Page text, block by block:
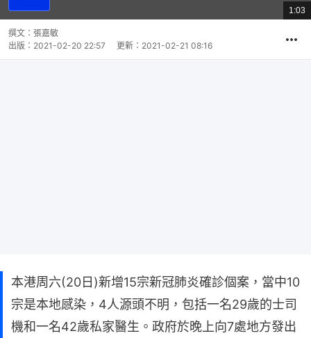
總
共
1:03
撰文： 張嘉敏
出版： 2021-02-20 22:57 更新： 2021-02-21 08:16
本港周六(20日)新增15宗新冠肺炎確診個案，當中10
宗是本地感染，4人源頭不明，包括一名29歲的士司
機和一名42歲私家醫生。政府於晚上向7處地方發出